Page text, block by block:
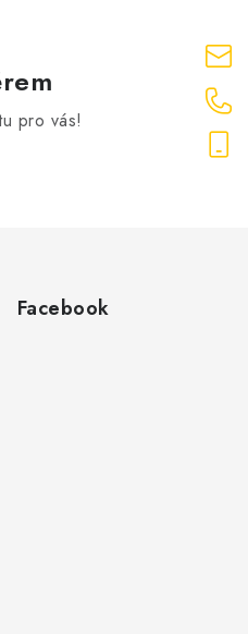
pro vás!
Facebook